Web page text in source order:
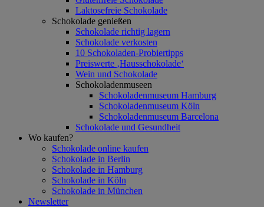
Laktosefreie Schokolade
Schokolade genießen
Schokolade richtig lagern
Schokolade verkosten
10 Schokoladen-Probiertipps
Preiswerte ‚Hausschokolade‘
Wein und Schokolade
Schokoladenmuseen
Schokoladenmuseum Hamburg
Schokoladenmuseum Köln
Schokoladenmuseum Barcelona
Schokolade und Gesundheit
Wo kaufen?
Schokolade online kaufen
Schokolade in Berlin
Schokolade in Hamburg
Schokolade in Köln
Schokolade in München
Newsletter